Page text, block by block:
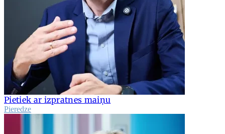
Pietiek ar izpratnes maiņu
Pieredze